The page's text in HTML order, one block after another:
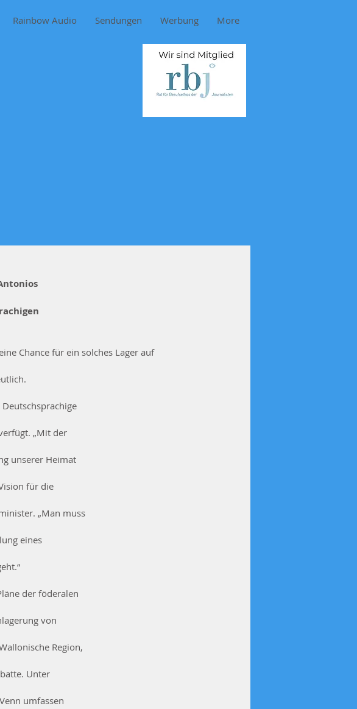
Rainbow Audio Sendungen Werbung More
Chance für ein solches Lager auf
„Mit der
unserer Heimat
für die
„Man muss
eines
der föderalen
von
Region,
Unter
umfassen